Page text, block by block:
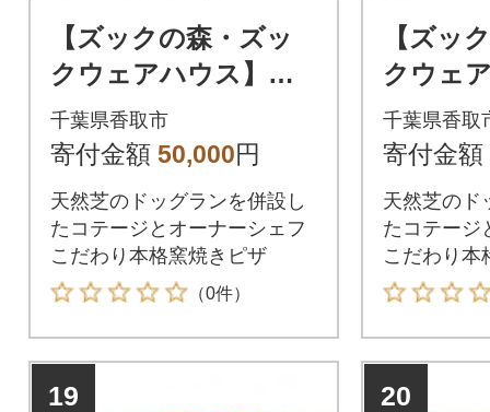
【ズックの森・ズッ
クウェアハウス】で
ご利用できるチケッ
ト 15,000円分
千葉県香取市
寄付金額 50,000円
天然芝のドッグランを併設し
たコテージとオーナーシェフ
こだわり本格窯焼きピザ
（0件）
【ズッ
クウェ
ご利用
ト
千葉県香取
寄付金額
天然芝のド
たコテージ
こだわり本
19 20